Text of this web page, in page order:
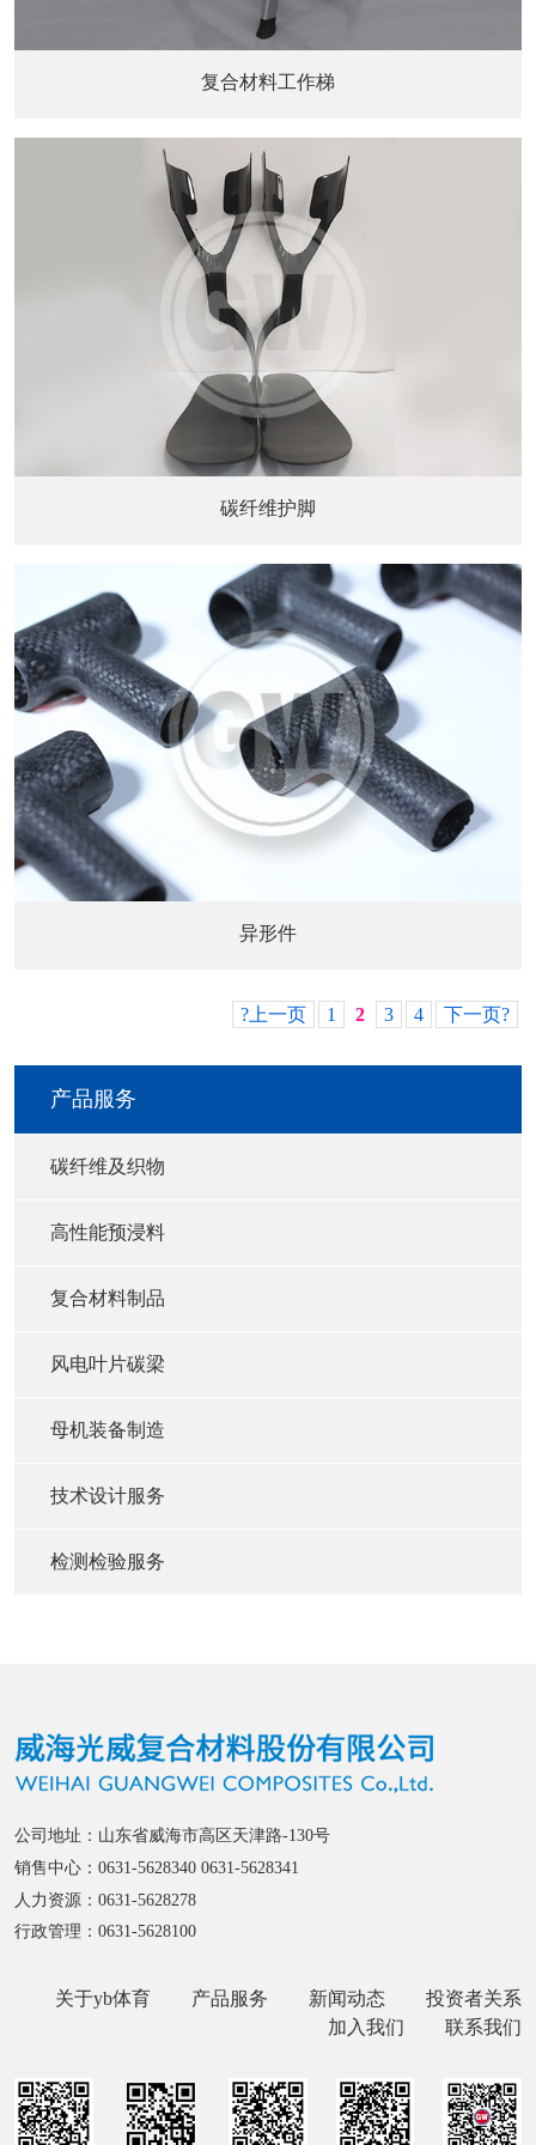
复合材料工作梯
碳纤维护脚
异形件
?上一页 1 2 3 4 下一页?
产品服务
碳纤维及织物
高性能预浸料
复合材料制品
风电叶片碳梁
母机装备制造
技术设计服务
检测检验服务
公司地址：山东省威海市高区天津路-130号
销售中心：0631-5628340 0631-5628341
人力资源：0631-5628278
行政管理：0631-5628100
关于yb体育 产品服务 新闻动态
投资者关系
加入我们
联系我们